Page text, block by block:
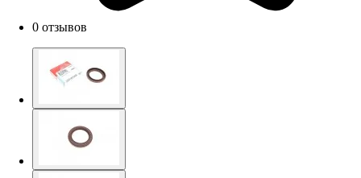
0 отзывов